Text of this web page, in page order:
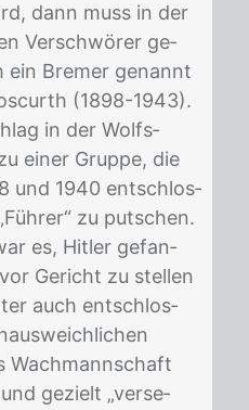
dann muss in der
Ver­schwö­rer ge­
ein Bre­mer ge­nannt
(1898-1943).
in der Wolfs­
ei­ner Grup­pe, die
und 1940 ent­schlos­
zu put­schen.
es, Hit­ler ge­fan­
Ge­richt zu stel­len
auch ent­schlos­
Wach­mann­schaft
ge­zielt „ver­se­